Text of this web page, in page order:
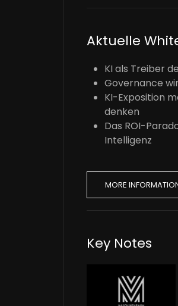
Aktuelle
KI als Treiber
Governance
KI-Exposition
denken
Das ROI-
Intelligenz
MORE
Key Notes